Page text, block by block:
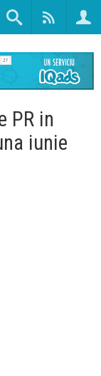
PR in
iunie